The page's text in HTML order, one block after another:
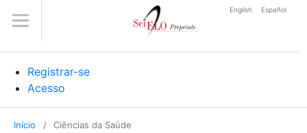
Registrar-se
Acesso
English Español
Início / Ciências da Saúde